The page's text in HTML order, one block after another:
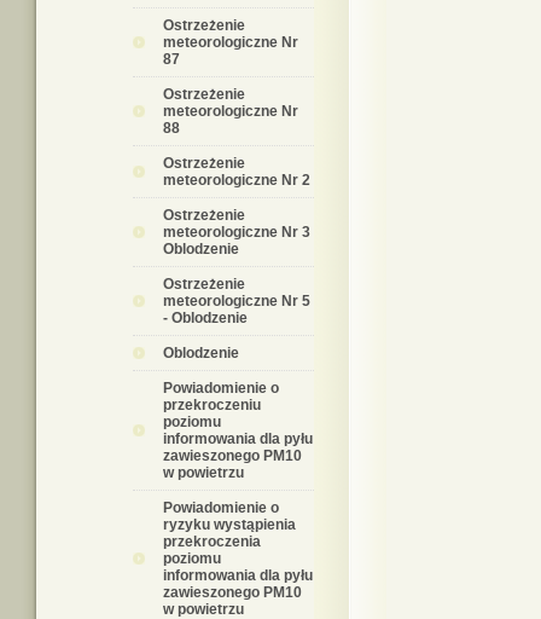
Ostrzeżenie
meteorologiczne Nr
87
Ostrzeżenie
meteorologiczne Nr
88
Ostrzeżenie
meteorologiczne Nr 2
Ostrzeżenie
meteorologiczne Nr 3
Oblodzenie
Ostrzeżenie
meteorologiczne Nr 5
- Oblodzenie
Oblodzenie
Powiadomienie o
przekroczeniu
poziomu
informowania dla pyłu
zawieszonego PM10
w powietrzu
Powiadomienie o
ryzyku wystąpienia
przekroczenia
poziomu
informowania dla pyłu
zawieszonego PM10
w powietrzu